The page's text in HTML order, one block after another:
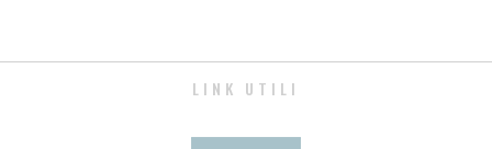
LINK UTILI